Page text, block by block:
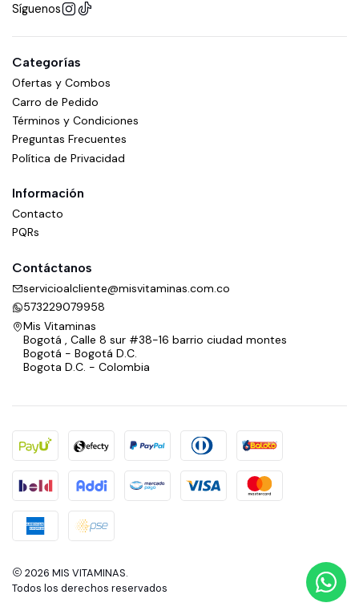
Síguenos
Categorías
Ofertas y Combos
Carro de Pedido
Términos y Condiciones
Preguntas Frecuentes
Política de Privacidad
Información
Contacto
PQRs
Contáctanos
servicioalcliente@misvitaminas.com.co
573229079958
Mis Vitaminas
Bogotá , Calle 8 sur #38-16 barrio ciudad montes
Bogotá - Bogotá D.C.
Bogota D.C. - Colombia
2026 MIS VITAMINAS.
Todos los derechos reservados